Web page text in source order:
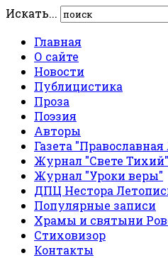
Искать...
Главная
О сайте
Новости
Публицистика
Проза
Поэзия
Авторы
Газета
Журнал "Свете Тихий"
Журнал "Уроки веры"
ДПЦ Нестора
Популярные записи
Храмы и святыни
Стиховизор
Контакты